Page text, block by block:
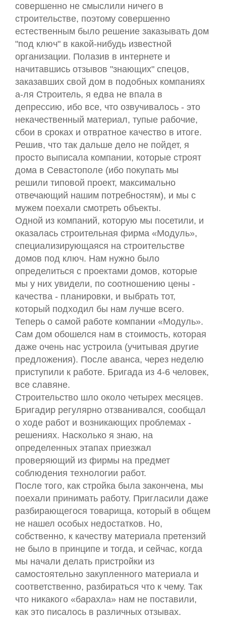
совершенно не смыслили ничего в
строительстве, поэтому совершенно
естественным было решение заказывать дом
"под ключ" в какой-нибудь известной
организации. Полазив в интернете и
начитавшись отзывов "знающих" спецов,
заказавших свой дом в подобных компаниях
а-ля Строитель, я едва не впала в
депрессию, ибо все, что озвучивалось - это
некачественный материал, тупые рабочие,
сбои в сроках и отвратное качество в итоге.
Решив, что так дальше дело не пойдет, я
просто выписала компании, которые строят
дома в Севастополе (ибо покупать мы
решили типовой проект, максимально
отвечающий нашим потребностям), и мы с
мужем поехали смотреть объекты.
Одной из компаний, которую мы посетили, и
оказалась строительная фирма «Модуль»,
специализирующаяся на строительстве
домов под ключ. Нам нужно было
определиться с проектами домов, которые
мы у них увидели, по соотношению цены -
качества - планировки, и выбрать тот,
который подходил бы нам лучше всего.
Теперь о самой работе компании «Модуль».
Сам дом обошелся нам в стоимость, которая
даже очень нас устроила (учитывая другие
предложения). После аванса, через неделю
приступили к работе. Бригада из 4-6 человек,
все славяне.
Строительство шло около четырех месяцев.
Бригадир регулярно отзванивался, сообщал
о ходе работ и возникающих проблемах -
решениях. Насколько я знаю, на
определенных этапах приезжал
проверяющий из фирмы на предмет
соблюдения технологии работ.
После того, как стройка была закончена, мы
поехали принимать работу. Пригласили даже
разбирающегося товарища, который в общем
не нашел особых недостатков. Но,
собственно, к качеству материала претензий
не было в принципе и тогда, и сейчас, когда
мы начали делать пристройки из
самостоятельно закупленного материала и
соответственно, разбираться что к чему. Так
что никакого «барахла» нам не поставили,
как это писалось в различных отзывах.